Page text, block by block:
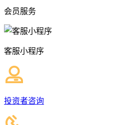
会员服务
客服小程序
投资者咨询